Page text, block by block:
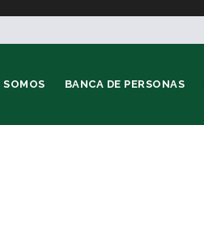
SOMOS BANCA DE PERSONAS